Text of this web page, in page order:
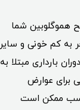
هموگلوبین شما
به کم خونی و سایر
بارداری مبتلا به
برای عوارض
ممکن است